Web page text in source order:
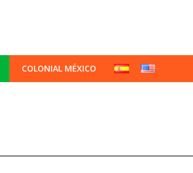
COLONIAL MÉXICO